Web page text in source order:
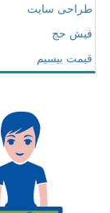
طراحی سایت
فیش حج
قیمت بیسیم